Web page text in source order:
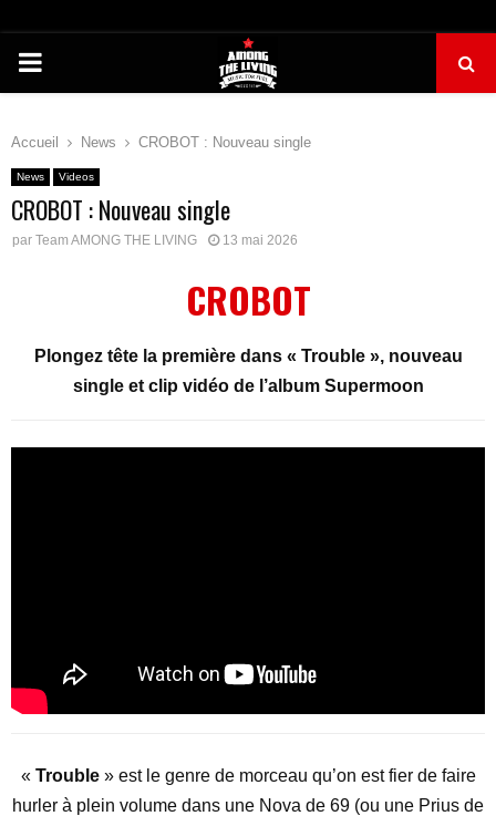
PRIMARY
Accueil News CROBOT : Nouveau single
News Videos
CROBOT : Nouveau single
par Team AMONG THE LIVING 13 mai 2026
CROBOT
Plongez tête la première dans « Trouble », nouveau
single et clip vidéo de l’album Supermoon
« Trouble » est le genre de morceau qu’on est fier de faire
hurler à plein volume dans une Nova de 69 (ou une Prius de